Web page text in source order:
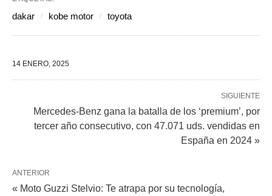
dakar kobe motor toyota
14 ENERO, 2025
SIGUIENTE
Mercedes-Benz gana la batalla de los ‘premium’, por
tercer año consecutivo, con 47.071 uds. vendidas en
España en 2024 »
ANTERIOR
« Moto Guzzi Stelvio: Te atrapa por su tecnología,